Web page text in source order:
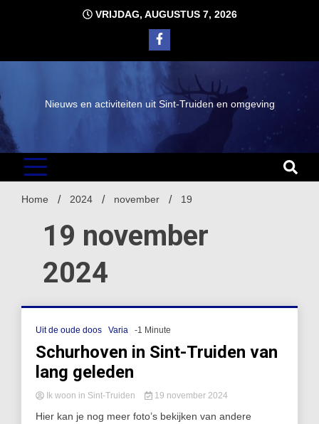
VRIJDAG, AUGUSTUS 7, 2026
Nieuws en activiteiten uit Sint-Truiden en omgeving
Home 2024 november 19
19 november
2024
Uit de oude doos Varia -1 Minute
Schurhoven in Sint-Truiden van
lang geleden
Ik woon in Sint-Truiden 19 november 2024
Hier kan je nog meer foto’s bekijken van andere